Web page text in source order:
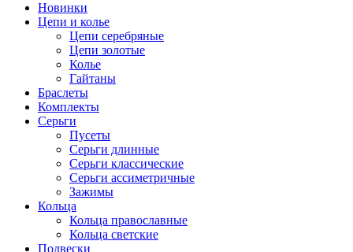
Новинки
Цепи и колье
Цепи серебряные
Цепи золотые
Колье
Гайтаны
Браслеты
Комплекты
Серьги
Пусеты
Серьги длинные
Серьги классические
Серьги ассиметричные
Зажимы
Кольца
Кольца православные
Кольца светские
Подвески